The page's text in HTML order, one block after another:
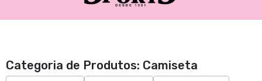
Categoria de Produtos: Camiseta